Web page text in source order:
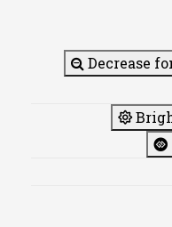
Decrease